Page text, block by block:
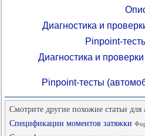
Диагностика и
Pinpoint-
Диагностика и
Pinpoint-тесты
Смотрите другие похожие статьи
Спецификации моментов затяжки